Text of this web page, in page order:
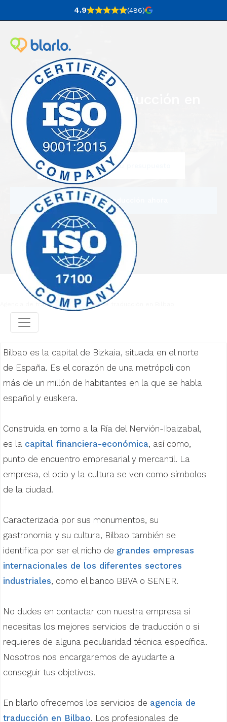
4.9 (486)
Agencia de traducción en
Bilbao
Escríbenos y pide tu presupuesto
Encarga una traducción ahora
Agencia de traducción Agencia de traducción en Bilbao
Bilbao es la capital de Bizkaia, situada en el norte
de España. Es el corazón de una metrópoli con
más de un millón de habitantes en la que se habla
español y euskera.
Construida en torno a la Ría del Nervión-Ibaizabal,
es la capital financiera-económica, así como,
punto de encuentro empresarial y mercantil. La
empresa, el ocio y la cultura se ven como símbolos
de la ciudad.
Caracterizada por sus monumentos, su
gastronomía y su cultura, Bilbao también se
identifica por ser el nicho de grandes empresas
internacionales de los diferentes sectores
industriales, como el banco BBVA o SENER.
No dudes en contactar con nuestra empresa si
necesitas los mejores servicios de traducción o si
requieres de alguna peculiaridad técnica específica.
Nosotros nos encargaremos de ayudarte a
conseguir tus objetivos.
En blarlo ofrecemos los servicios de agencia de
traducción en Bilbao. Los profesionales de